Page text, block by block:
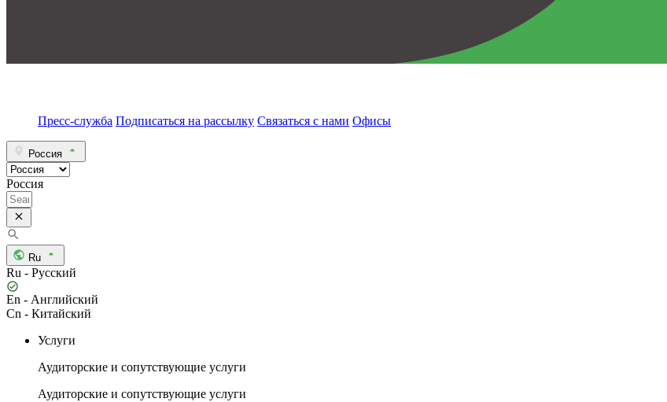
Пресс-служба Подписаться на рассылку Связаться с нами Офисы
Россия
Россия
Ru
Ru - Русский
En - Английский
Cn - Китайский
Услуги
Аудиторские и сопутствующие услуги
Аудиторские и сопутствующие услуги